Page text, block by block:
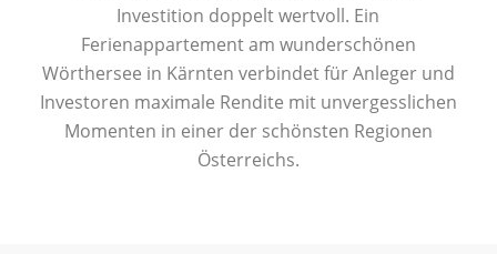
Investition doppelt wertvoll. Ein
Ferienappartement am wunderschönen
Wörthersee in Kärnten verbindet für Anleger und
Investoren maximale Rendite mit unvergesslichen
Momenten in einer der schönsten Regionen
Österreichs.